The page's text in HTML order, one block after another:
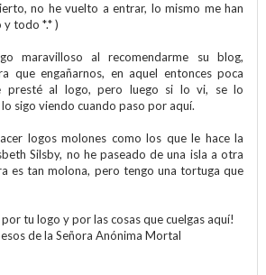
no he vuelto a entrar, lo mismo me han
y todo *.* )
maravilloso al recomendarme su blog,
que engañarnos, en aquel entonces poca
presté al logo, pero luego si lo vi, se lo
sigo viendo cuando paso por aquí.
logos molones como los que le hace la
Silsby, no he paseado de una isla a otra
es tan molona, pero tengo una tortuga que
tu logo y por las cosas que cuelgas aquí!
de la Señora Anónima Mortal